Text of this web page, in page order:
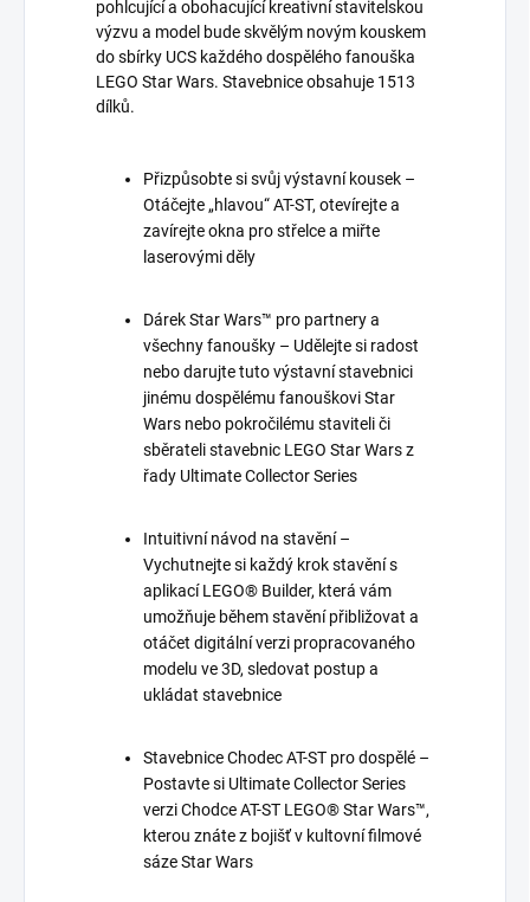
pohlcující a obohacující kreativní stavitelskou
výzvu a model bude skvělým novým kouskem
do sbírky UCS každého dospělého fanouška
LEGO Star Wars. Stavebnice obsahuje 1513
dílků.
Přizpůsobte si svůj výstavní kousek –
Otáčejte „hlavou“ AT-ST, otevírejte a
zavírejte okna pro střelce a miřte
laserovými děly
Dárek Star Wars™ pro partnery a
všechny fanoušky – Udělejte si radost
nebo darujte tuto výstavní stavebnici
jinému dospělému fanouškovi Star
Wars nebo pokročilému staviteli či
sběrateli stavebnic LEGO Star Wars z
řady Ultimate Collector Series
Intuitivní návod na stavění –
Vychutnejte si každý krok stavění s
aplikací LEGO® Builder, která vám
umožňuje během stavění přibližovat a
otáčet digitální verzi propracovaného
modelu ve 3D, sledovat postup a
ukládat stavebnice
Stavebnice Chodec AT-ST pro dospělé –
Postavte si Ultimate Collector Series
verzi Chodce AT-ST LEGO® Star Wars™,
kterou znáte z bojišť v kultovní filmové
sáze Star Wars